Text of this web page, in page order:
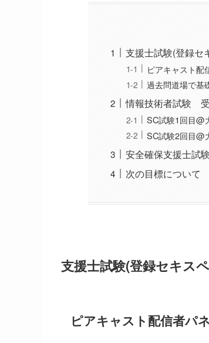
支援士試験(登録セ
ピアキャスト配
過去問道場で基
情報技術者試験
SC試験1回目@
SC試験2回目@
安全確保支援士試
次の目標について
支援士試験(登録セキス
ピアキャスト配信者パ